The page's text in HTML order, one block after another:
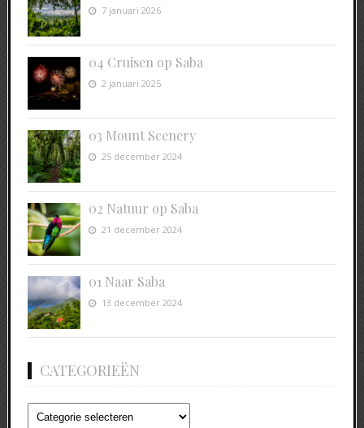
7 januari 2026
04 Cruisen op Saba
2 januari 2025
03 Mount Scenery
25 december 2024
02 Natuur op Saba
21 december 2024
01 Naar Saba
13 december 2024
CATEGORIEËN
Categorieën